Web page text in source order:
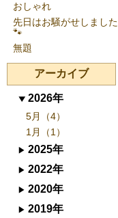
おしゃれ
先日はお騒がせしました
🐾
無題
アーカイブ
2026年
5月（4）
1月（1）
2025年
2022年
2020年
2019年